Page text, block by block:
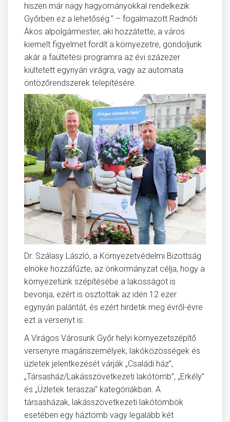
hiszen már nagy hagyományokkal rendelkezik
Győrben ez a lehetőség.” – fogalmazott Radnóti
Ákos alpolgármester, aki hozzátette, a város
kiemelt figyelmet fordít a környezetre, gondoljunk
akár a faültetési programra az évi százezer
kiültetett egynyári virágra, vagy az automata
öntözőrendszerek telepítésére.
Dr. Szálasy László, a Környezetvédelmi Bizottság
elnöke hozzáfűzte, az önkormányzat célja, hogy a
környezetünk szépítésébe a lakosságot is
bevonja, ezért is osztottak az idén 12 ezer
egynyári palántát, és ezért hirdetik meg évről-évre
ezt a versenyt is.
A Virágos Városunk Győr helyi környezetszépítő
versenyre magánszemélyek, lakóközösségek és
üzletek jelentkezését várják „Családi ház”,
„Társasház/Lakásszövetkezeti lakótömb”, „Erkély”
és „Üzletek teraszai” kategóriákban. A
társasházak, lakásszövetkezeti lakótömbök
esetében egy háztömb vagy legalább két